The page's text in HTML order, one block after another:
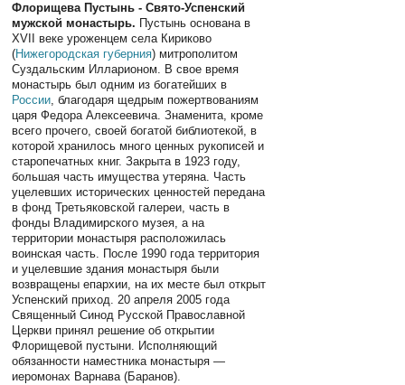
Флорищева Пустынь - Свято-Успенский
мужской монастырь. Пустынь основана в
XVII веке уроженцем села Кириково
(Нижегородская губерния) митрополитом
Суздальским Илларионом. В свое время
монастырь был одним из богатейших в
России, благодаря щедрым пожертвованиям
царя Федора Алексеевича. Знаменита, кроме
всего прочего, своей богатой библиотекой, в
которой хранилось много ценных рукописей и
старопечатных книг. Закрыта в 1923 году,
большая часть имущества утеряна. Часть
уцелевших исторических ценностей передана
в фонд Третьяковской галереи, часть в
фонды Владимирского музея, а на
территории монастыря расположилась
воинская часть. После 1990 года территория
и уцелевшие здания монастыря были
возвращены епархии, на их месте был открыт
Успенский приход. 20 апреля 2005 года
Священный Синод Русской Православной
Церкви принял решение об открытии
Флорищевой пустыни. Исполняющий
обязанности наместника монастыря —
иеромонах Варнава (Баранов).